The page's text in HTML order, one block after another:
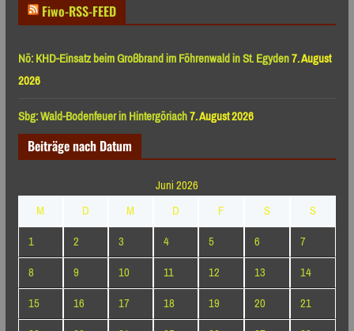
Fiwo-RSS-FEED
Nö: KHD-Einsatz beim Großbrand im Föhrenwald in St. Egyden7. August
2026
Sbg: Wald-Bodenfeuer in Hintergöriach7. August 2026
Beiträge nach Datum
Juni 2026
M
D M D F S
S
1
2 3 4 5 6
7
8
9 10 11 12 13
14
15
16 17 18 19 20
21